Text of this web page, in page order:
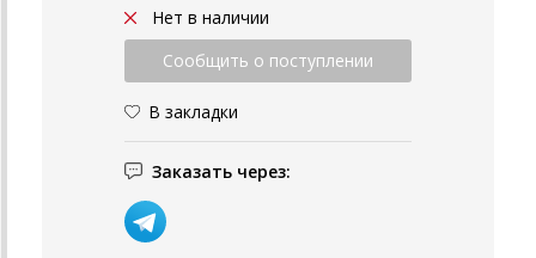
Нет в наличии
В закладки
Заказать через: